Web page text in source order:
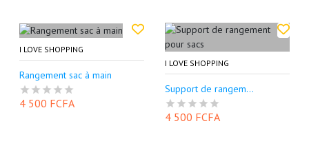
I LOVE SHOPPING
Rangement sac à main
4 500 FCFA
I LOVE SHOPPING
Support de rangem...
4 500 FCFA